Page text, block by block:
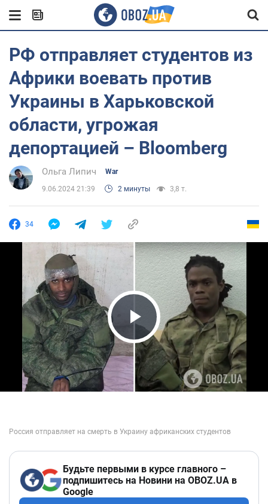
РФ отправляет студентов из
Африки воевать против
Украины в Харьковской
области, угрожая
депортацией – Bloomberg
Ольга Липич War
9.06.2024 21:39 2 минуты 3,8 т.
34
Play Video
Будьте первыми в курсе главного –
подпишитесь на Новини на OBOZ.UA в
Google